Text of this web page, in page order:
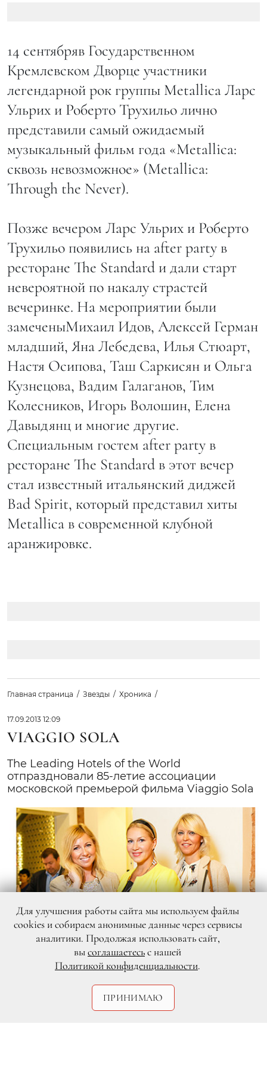
14 сентябряв Государственном
Кремлевском Дворце участники
легендарной рок группы Metallica Ларс
Ульрих и Роберто Трухильо лично
представили самый ожидаемый
музыкальный фильм года «Metallica:
сквозь невозможное» (Metallica:
Through the Never).
Позже вечером Ларс Ульрих и Роберто
Трухильо появились на after party в
ресторане The Standard и дали старт
невероятной по накалу страстей
вечеринке. На мероприятии были
замеченыМихаил Идов, Алексей Герман
младший, Яна Лебедева, Илья Стюарт,
Настя Осипова, Таш Саркисян и Ольга
Кузнецова, Вадим Галаганов, Тим
Колесников, Игорь Волошин, Елена
Давыдянц и многие другие.
Специальным гостем after party в
ресторане The Standard в этот вечер
стал известный итальянский диджей
Bad Spirit, который представил хиты
Metallica в современной клубной
аранжировке.
Главная страница Звезды Хроника
17.09.2013 12:09
VIAGGIO SOLA
The Leading Hotels of the World
отпраздновали 85-летие ассоциации
московской премьерой фильма Viaggio Sola
Для улучшения работы сайта мы используем файлы
cookies и собираем анонимные данные через сервисы
аналитики. Продолжая использовать сайт,
высоглашаетесьс нашей
Политикой конфиденциальности.
ПРИНИМАЮ